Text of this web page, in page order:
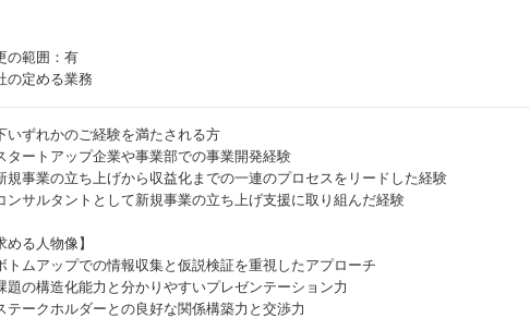
の範囲：有
の定める業務
いずれかのご経験を満たされる方
タートアップ企業や事業部での事業開発経験
規事業の立ち上げから収益化までの一連のプロセスをリードした経験
ンサルタントとして新規事業の立ち上げ支援に取り組んだ経験
める人物像】
トムアップでの情報収集と仮説検証を重視したアプローチ
題の構造化能力と分かりやすいプレゼンテーション力
テークホルダーとの良好な関係構築力と交渉力